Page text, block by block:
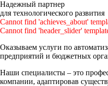
Надежный партнер
для технологического развития
Cannot find 'achieves_about'
Cannot find 'header_slider'
Оказываем услуги по
предприятий и бюджетных
Наши специалисты – это
компании, адаптировав